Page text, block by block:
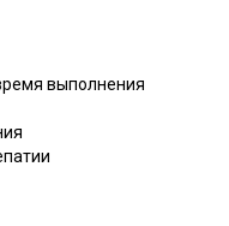
выполнения